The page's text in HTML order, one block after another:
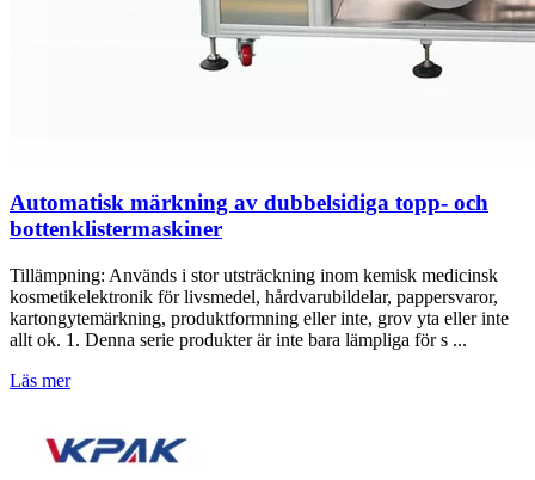
Automatisk märkning av dubbelsidiga topp- och
bottenklistermaskiner
Tillämpning: Används i stor utsträckning inom kemisk medicinsk
kosmetikelektronik för livsmedel, hårdvarubildelar, pappersvaror,
kartongytemärkning, produktformning eller inte, grov yta eller inte
allt ok. 1. Denna serie produkter är inte bara lämpliga för s ...
Läs mer